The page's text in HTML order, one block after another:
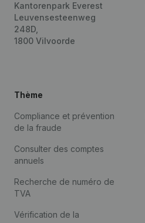
Kantorenpark Everest
Leuvensesteenweg
248D,
1800 Vilvoorde
Thème
Compliance et prévention
de la fraude
Consulter des comptes
annuels
Recherche de numéro de
TVA
Vérification de la